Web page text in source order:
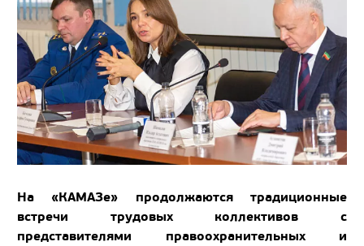
На «КАМАЗе» продолжаются традиционные
встречи трудовых коллективов с
представителями правоохранительных и